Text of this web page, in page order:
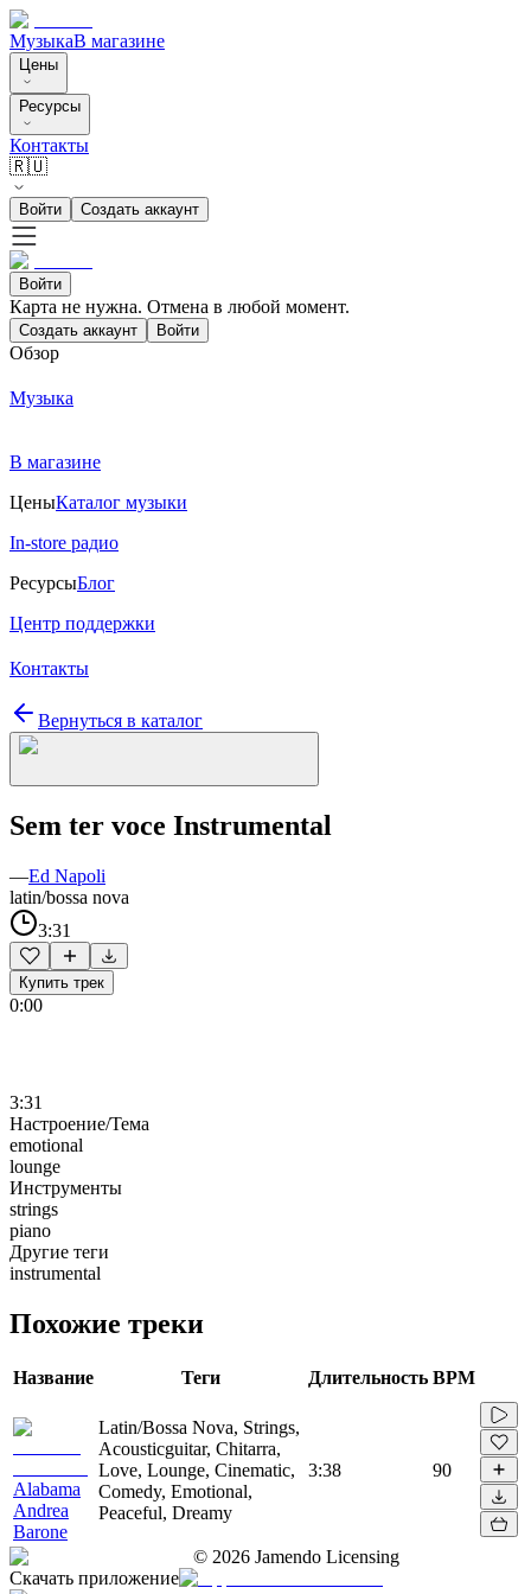
МузыкаВ магазине
Цены
Ресурсы
Контакты
🇷🇺
Войти Создать аккаунт
Войти
Карта не нужна. Отмена в любой момент.
Создать аккаунт Войти
Обзор
Музыка
В магазине
ЦеныКаталог музыки
In-store радио
РесурсыБлог
Центр поддержки
Контакты
Вернуться в каталог
Sem ter voce Instrumental
—Ed Napoli
latin/bossa nova
3:31
Купить трек
0:00
3:31
Настроение/Тема
emotional
lounge
Инструменты
strings
piano
Другие теги
instrumental
Похожие треки
Название Теги Длительность BPM
Alabama
Andrea
Barone
Latin/Bossa Nova, Strings,
Acousticguitar, Chitarra,
Love, Lounge, Cinematic,
Comedy, Emotional,
Peaceful, Dreamy
3:38 90
© 2026 Jamendo Licensing
Скачать приложение